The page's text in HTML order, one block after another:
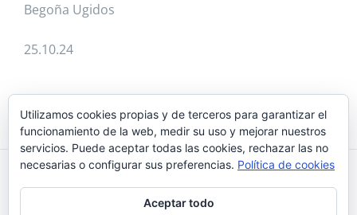
Begoña Ugidos
25.10.24
Reikiaiumi 2018 © |¿Qué son las cookies?|Política de
cookies|Aviso Legal
Utilizamos cookies propias y de terceros para garantizar el
funcionamiento de la web, medir su uso y mejorar nuestros
servicios. Puede aceptar todas las cookies, rechazar las no
necesarias o configurar sus preferencias. Política de cookies
Aceptar todo